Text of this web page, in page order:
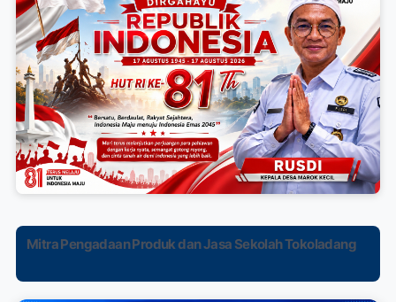
Mitra Pengadaan Produk dan Jasa Sekolah Tokoladang